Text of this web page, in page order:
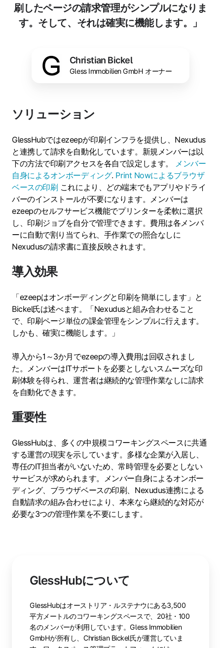
刷したページの請求管理がシンプルになりま
す。そして、それは確実に機能します。」
Christian Bickel
Gless Immobilien GmbH オーナー
ソリューション
GlessHubではezeepが印刷インフラを提供し、Nexudus
と連携して請求を自動化しています。新規メンバーは以
下の方法で印刷アクセスを各自で設定します。
メンバー
自身によるオンボーディング. Print Nowによるブラウザ
ベースの印刷 これにより、どの端末でもアプリやドライ
バーのインストールが不要になります。メンバーは
ezeepのセルフサービス機能でプリンターを柔軟に選択
し、印刷ジョブを自分で管理できます。費用は各メンバ
ーに自動で割り当てられ、手作業での照合なしに
Nexudusの請求書に直接反映されます。
導入効果
「ezeepはオンボーディングと印刷を簡単にします」と
Bickel氏は述べます。「Nexudusと組み合わせること
で、印刷ページ単位の課金管理をシンプルに行えます。
しかも、確実に機能します。」
導入から1～3か月でezeepの導入費用は回収されまし
た。メンバーはITサポートを必要としないスムーズな印
刷体験を得られ、運営者は継続的な管理作業なしに請求
を自動化できます。
重要性
GlessHubは、多くの中規模コワーキングスペースに共通
する運営の現実を示しています。多様な企業が入居し、
専任のIT担当者がいないため、常時管理を必要としない
サービスが求められます。メンバー自身によるオンボー
ディング、ブラウザベースの印刷、Nexudus連携による
自動請求の組み合わせにより、本来なら継続的な対応が
必要な3つの管理作業を不要にします。
GlessHubについて
GlessHubはオーストリア・ルステナウにある3,500
平方メートルのコワーキングスペースで、20社・100
名のメンバーが利用しています。Gless Immobilien
GmbHが所有し、Christian Bickel氏が運営していま